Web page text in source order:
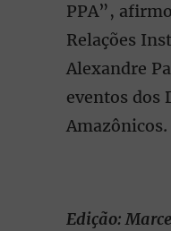
PPA”,
Relações
Alexandre
eventos dos
Amazônicos.
Edição: